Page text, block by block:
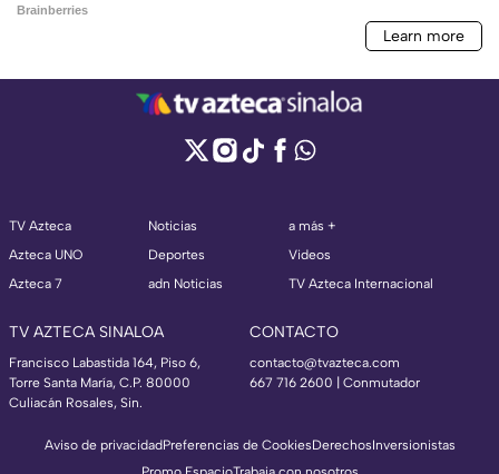
TV Azteca
Azteca UNO
Azteca 7
Noticias
Deportes
adn Noticias
a más +
Videos
TV Azteca Internacional
TV AZTECA SINALOA
Francisco Labastida 164, Piso 6,
Torre Santa María, C.P. 80000
Culiacán Rosales, Sin.
CONTACTO
contacto@tvazteca.com
667 716 2600 | Conmutador
Aviso de privacidadPreferencias de CookiesDerechosInversionistas